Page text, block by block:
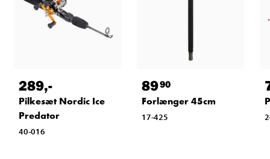
289,-
Pilkesæt Nordic Ice
Predator
40-016
8990
Forlænger 45cm
17-425